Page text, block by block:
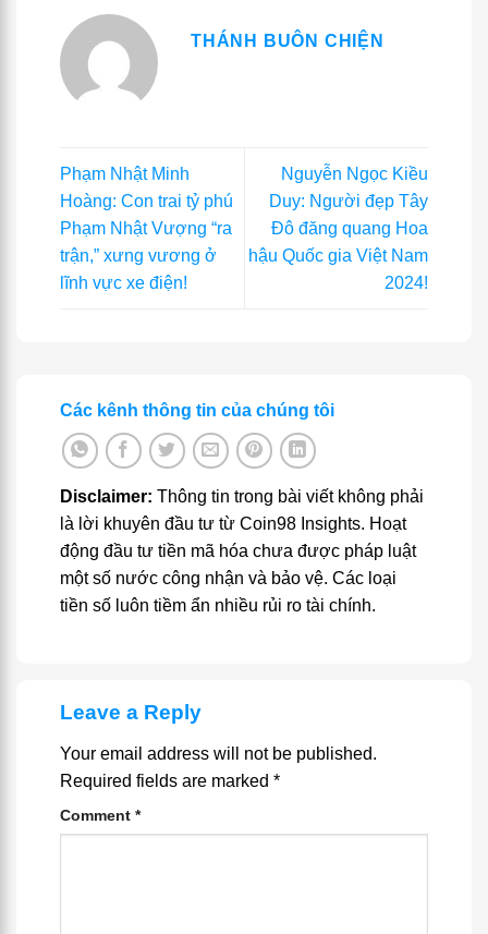
THÁNH BUÔN CHIỆN
Phạm Nhật Minh
Hoàng: Con trai tỷ phú
Phạm Nhật Vượng “ra
trận,” xưng vương ở
lĩnh vực xe điện!
Nguyễn Ngọc Kiều
Duy: Người đẹp Tây
Đô đăng quang Hoa
hậu Quốc gia Việt Nam
2024!
Các kênh thông tin của chúng tôi
Disclaimer: Thông tin trong bài viết không phải
là lời khuyên đầu tư từ Coin98 Insights. Hoạt
động đầu tư tiền mã hóa chưa được pháp luật
một số nước công nhận và bảo vệ. Các loại
tiền số luôn tiềm ẩn nhiều rủi ro tài chính.
Leave a Reply
Your email address will not be published.
Required fields are marked *
Comment *